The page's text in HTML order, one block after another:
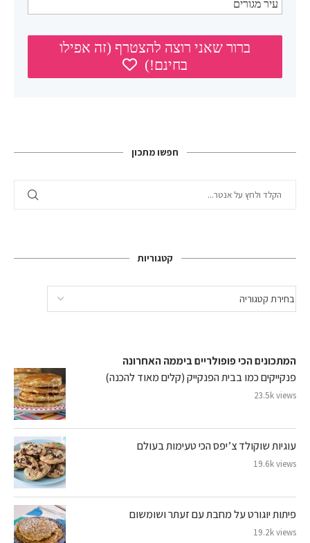
חפשו מתכון
קטגוריות
המתכונים הכי פופולריים ביממה האחרונה
פנקייקים כמו בבית הפנקייק (קלים מאוד להכנה)
23.5k views
עוגיות שוקולד צ’יפס הכי טעימות בעולם
19.6k views
פיתות יוגורט על מחבת עם זעתר ושומשום
19.2k views